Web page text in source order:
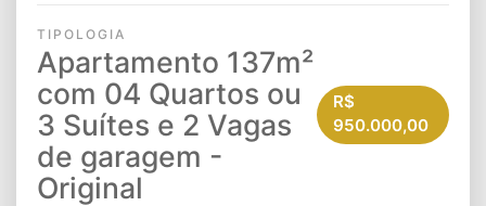
TIPOLOGIA
Apartamento 137m²
com 04 Quartos ou
3 Suítes e 2 Vagas
de garagem -
Original
R$
950.000,00